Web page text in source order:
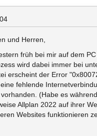
und Herren,
früh bei mir auf dem PC
wird dabei immer bei
erscheint der Error
fehlende
(Habe es
Allplan 2022 auf ihrer
Websites funktionieren